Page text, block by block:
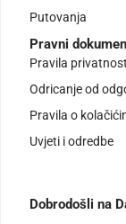
Putovanja
Pravni
Pravila
Odricanje od
Pravila o
Uvjeti i odredbe
Dobrodošli na